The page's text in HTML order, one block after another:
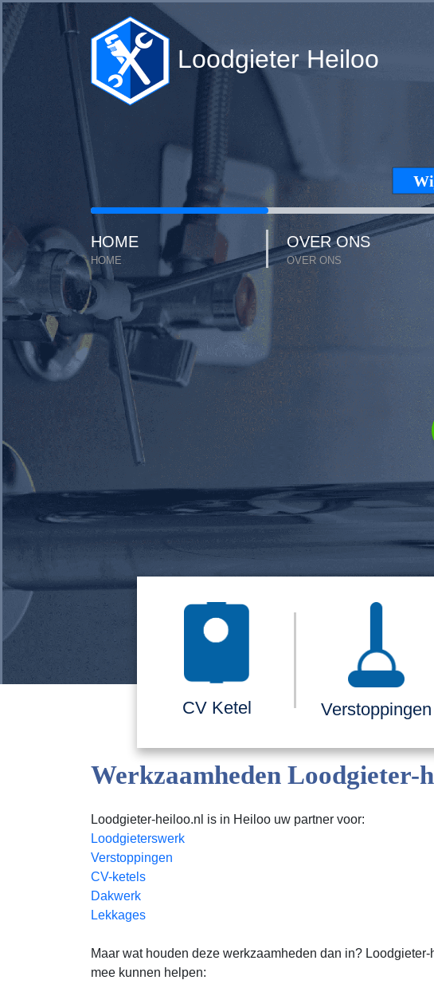
Loodgieter Heiloo
HOME
HOME
OVER ONS
OVER ONS
CV Ketel Verstoppingen
Werkzaamheden Loodgieter-
Loodgieter-heiloo.nl is in Heiloo uw partner voor:
Loodgieterswerk
Verstoppingen
CV-ketels
Dakwerk
Lekkages
Maar wat houden deze werkzaamheden dan in?
mee kunnen helpen: